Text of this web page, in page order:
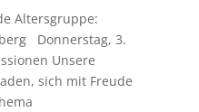
Altersgruppe:
Donnerstag, 3.
Unsere
sich mit Freude